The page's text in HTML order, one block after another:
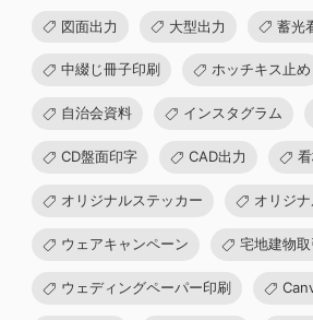
図面出力 大型出力 蓄光
中綴じ冊子印刷 ホッチキス止め
自治会資料 インスタグラム
CD盤面印字 CAD出力
オリジナルステッカー オリジ
ウェアキャンペーン 宅地建物
ウェディングペーパー印刷